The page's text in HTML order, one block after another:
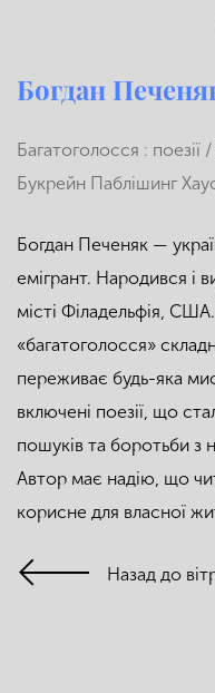
Богдан
Багатоголосся :
Букрейн Паблішинг
Богдан Печеняк —
емігрант. Народився і
місті Філадельфія,
«багатоголоcся»
переживає будь-яка
включені поезії, що
пошуків та боротьби з
Автор має надію, що
корисне для власної
Назад до